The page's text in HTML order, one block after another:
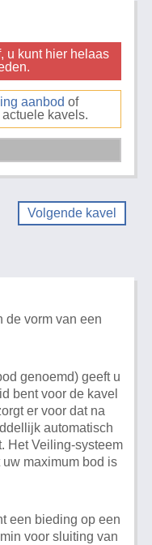
u kunt hier helaas
aanbod of
kavels.
Volgende kavel
de vorm van een
genoemd) geeft u
bent voor de kavel
er voor dat na
automatisch
Het Veiling-systeem
maximum bod is
een bieding op een
voor sluiting van